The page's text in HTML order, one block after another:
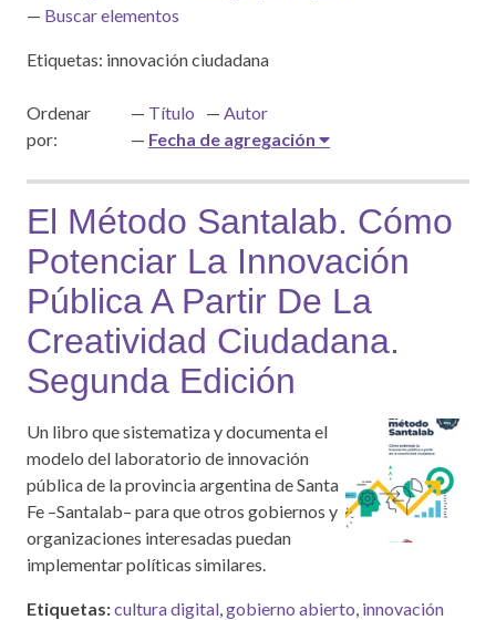
Buscar elementos
Etiquetas: innovación ciudadana
Ordenar
por:
Título
Autor
Fecha de agregación
El Método Santalab. Cómo
Potenciar La Innovación
Pública A Partir De La
Creatividad Ciudadana.
Segunda Edición
Un libro que sistematiza y documenta el
modelo del laboratorio de innovación
pública de la provincia argentina de Santa
Fe –Santalab– para que otros gobiernos y
organizaciones interesadas puedan
implementar políticas similares.
Etiquetas:cultura digital,gobierno abierto, innovación